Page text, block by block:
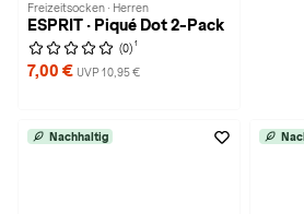
Freizeitsocken · Herren
ESPRIT · Piqué Dot 2-Pack
(0) 1
7,00 € UVP 10,95 €
Nachhaltig